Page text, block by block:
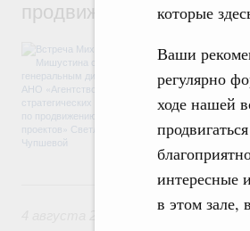
которые
Ваши
регулярно
ходе нашей
интересные
в этом зале,
продвижению новых
достижения
проектов по
программы
экономики.
экологии.
4